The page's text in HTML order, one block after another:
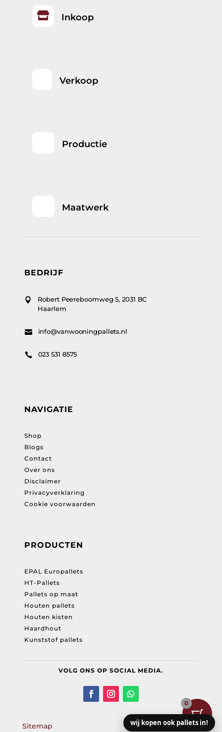
 Inkoop
Verkoop
Productie
Maatwerk
BEDRIJF

Robert Peereboomweg 5, 2031 BC
Haarlem
 info@vanwooningpallets.nl
 023 531 8575
NAVIGATIE
Shop
Blogs
Contact
Over ons
Disclaimer
Privacyverklaring
Cookie voorwaarden
PRODUCTEN
EPAL Europallets
HT-Pallets
Pallets op maat
Houten pallets
Houten kisten
Haardhout
Kunststof pallets
VOLG ONS OP SOCIAL MEDIA.
Sitemap
0
wij kopen ook pallets in!